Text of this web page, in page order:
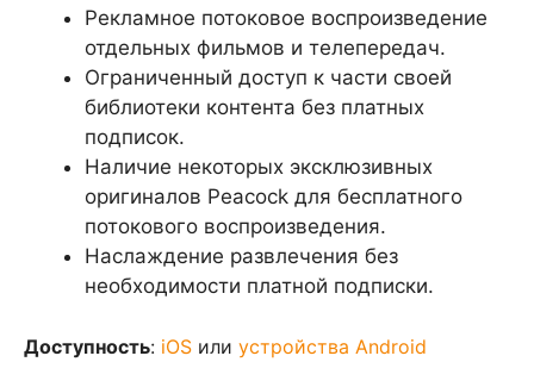
Рекламное потоковое воспроизведение
отдельных фильмов и телепередач.
Ограниченный доступ к части своей
библиотеки контента без платных
подписок.
Наличие некоторых эксклюзивных
оригиналов Peacock для бесплатного
потокового воспроизведения.
Наслаждение развлечения без
необходимости платной подписки.
Доступность: iOS или устройства Android